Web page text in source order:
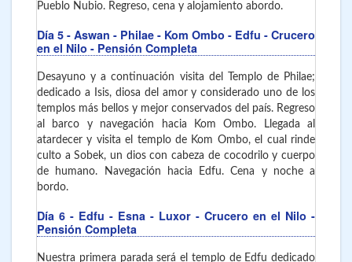
Pueblo Nubio. Regreso, cena y alojamiento abordo.
Día 5 - Aswan - Philae - Kom Ombo - Edfu - Crucero
en el Nilo - Pensión Completa
Desayuno y a continuación visita del Templo de Philae;
dedicado a Isis, diosa del amor y considerado uno de los
templos más bellos y mejor conservados del país. Regreso
al barco y navegación hacia Kom Ombo. Llegada al
atardecer y visita el templo de Kom Ombo, el cual rinde
culto a Sobek, un dios con cabeza de cocodrilo y cuerpo
de humano. Navegación hacia Edfu. Cena y noche a
bordo.
Día 6 - Edfu - Esna - Luxor - Crucero en el Nilo -
Pensión Completa
Nuestra primera parada será el templo de Edfu dedicado